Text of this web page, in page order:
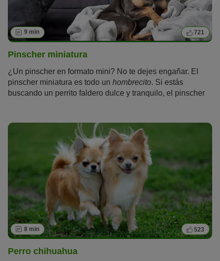
9 min 721
Pinscher miniatura
¿Un pinscher en formato mini? No te dejes engañar. El
pinscher miniatura es todo un hombrecito. Si estás
buscando un perrito faldero dulce y tranquilo, el pinscher
cuidador siempre al trote.
8 min 523
Perro chihuahua